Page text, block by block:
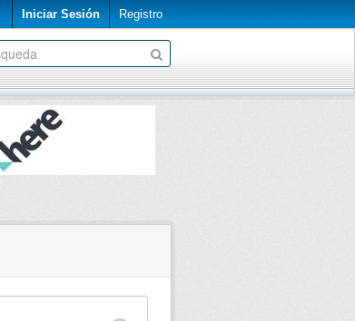
Iniciar Sesión Registro